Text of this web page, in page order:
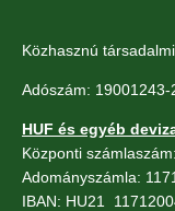
Közhasznú
Adószám: 19001243-
HUF és egyéb
Központi
Adományszámla:
IBAN: HU21